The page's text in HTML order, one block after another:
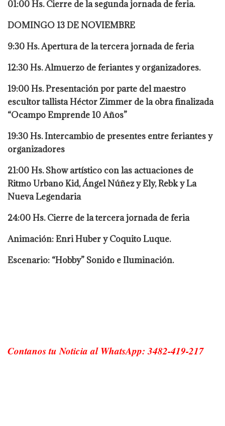
01:00 Hs. Cierre de la segunda jornada de feria.
DOMINGO 13 DE NOVIEMBRE
9:30 Hs. Apertura de la tercera jornada de feria
12:30 Hs. Almuerzo de feriantes y organizadores.
19:00 Hs. Presentación por parte del maestro
escultor tallista Héctor Zimmer de la obra finalizada
“Ocampo Emprende 10 Años”
19:30 Hs. Intercambio de presentes entre feriantes y
organizadores
21:00 Hs. Show artístico con las actuaciones de
Ritmo Urbano Kid, Ángel Núñez y Ely, Rebk y La
Nueva Legendaria
24:00 Hs. Cierre de la tercera jornada de feria
Animación: Enri Huber y Coquito Luque.
Escenario: “Hobby” Sonido e Iluminación.
Contanos tu Noticia al WhatsApp: 3482-419-217